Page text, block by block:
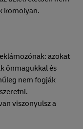
komolyan.
azokat
önmagukkal és
nem fogják
viszonyulsz a